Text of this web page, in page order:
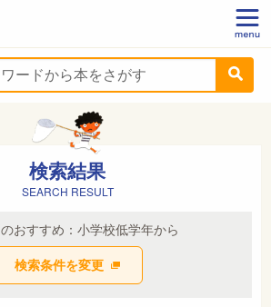
検索結果
SEARCH RESULT
おすすめ：小学校低学年から
検索条件を変更